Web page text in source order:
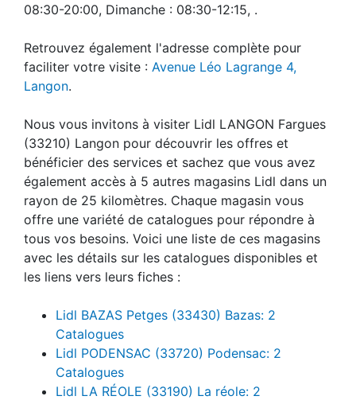
08:30-20:00, Dimanche : 08:30-12:15, .
Retrouvez également l'adresse complète pour
faciliter votre visite : Avenue Léo Lagrange 4,
Langon.
Nous vous invitons à visiter Lidl LANGON Fargues
(33210) Langon pour découvrir les offres et
bénéficier des services et sachez que vous avez
également accès à 5 autres magasins Lidl dans un
rayon de 25 kilomètres. Chaque magasin vous
offre une variété de catalogues pour répondre à
tous vos besoins. Voici une liste de ces magasins
avec les détails sur les catalogues disponibles et
les liens vers leurs fiches :
Lidl BAZAS Petges (33430) Bazas: 2
Catalogues
Lidl PODENSAC (33720) Podensac: 2
Catalogues
Lidl LA RÉOLE (33190) La réole: 2